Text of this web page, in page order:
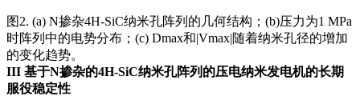
图2. (a) N掺杂4H-SiC纳米孔阵列的几何结构；(b)压力为1 MPa
时阵列中的电势分布；(c) Dmax和|Vmax|随着纳米孔径的增加
的变化趋势。
III 基于N掺杂的4H-SiC纳米孔阵列的压电纳米发电机的长期
服役稳定性